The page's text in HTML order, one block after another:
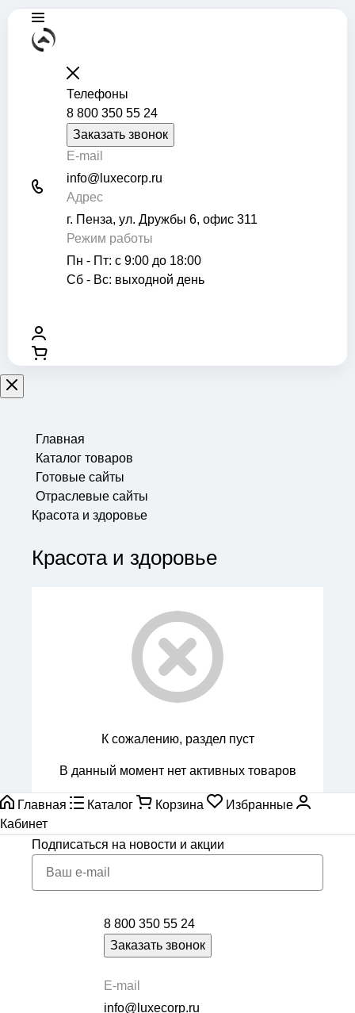
Телефоны
8 800 350 55 24
Заказать звонок
E-mail
info@luxecorp.ru
Адрес
г. Пенза, ул. Дружбы 6, офис 311
Режим работы
Пн - Пт: с 9:00 до 18:00
Сб - Вс: выходной день
Главная
Каталог товаров
Готовые сайты
Отраслевые сайты
Красота и здоровье
Красота и здоровье
К сожалению, раздел пуст
В данный момент нет активных товаров
Главная Каталог Корзина
Избранные
Кабинет
Подписаться на новости и акции
8 800 350 55 24
Заказать звонок
E-mail
info@luxecorp.ru